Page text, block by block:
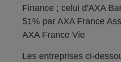
Finance ; celui d'AXA
51% par AXA France
AXA France Vie
Les entreprises ci-